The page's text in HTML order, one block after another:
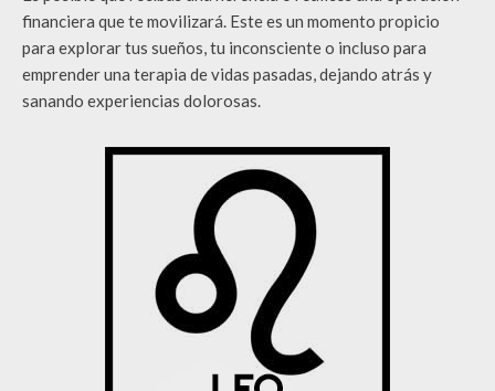
financiera que te movilizará. Este es un momento propicio
para explorar tus sueños, tu inconsciente o incluso para
emprender una terapia de vidas pasadas, dejando atrás y
sanando experiencias dolorosas.